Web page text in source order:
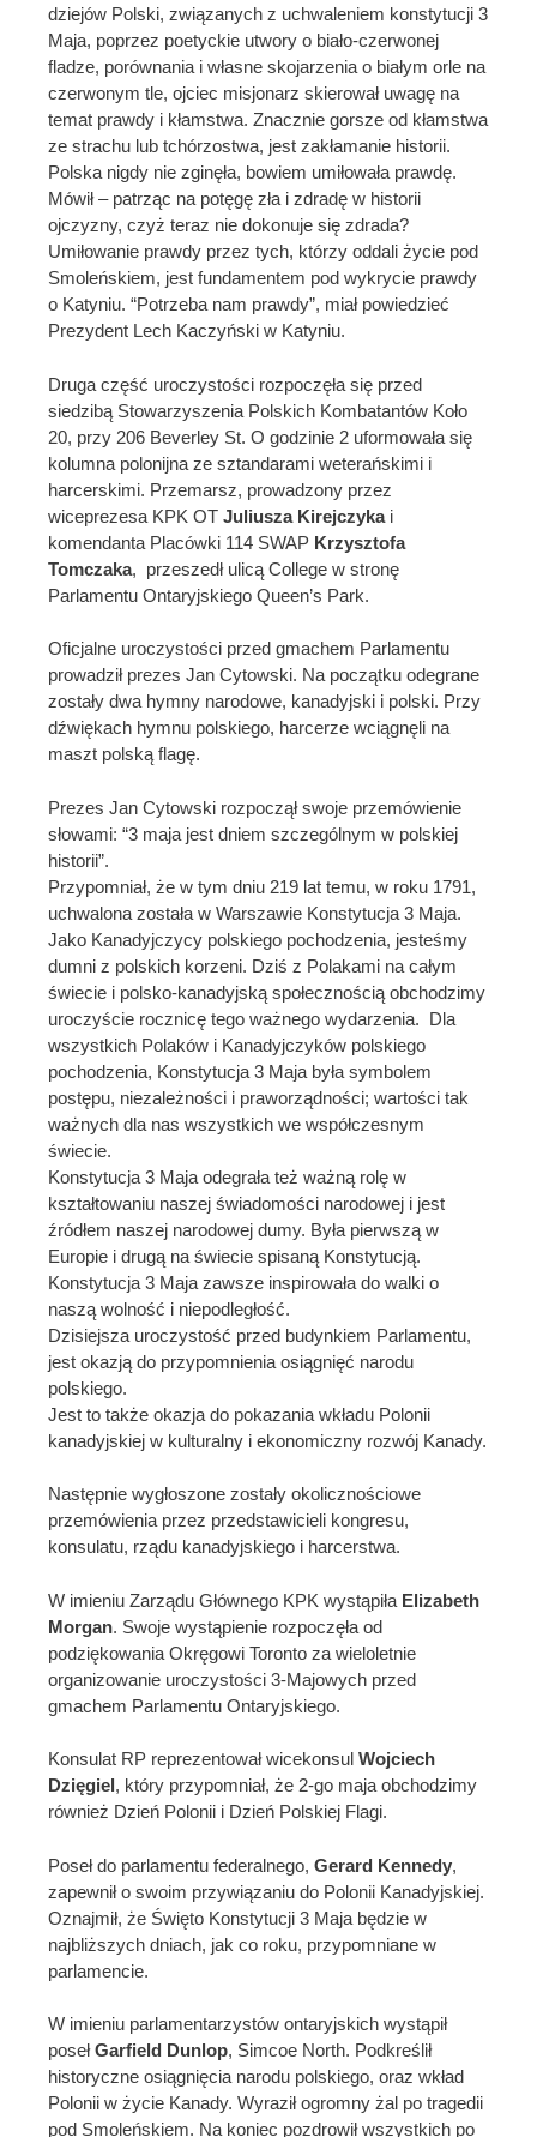
dziejów Polski, związanych z uchwaleniem konstytucji 3
Maja, poprzez poetyckie utwory o biało-czerwonej
fladze, porównania i własne skojarzenia o białym orle na
czerwonym tle, ojciec misjonarz skierował uwagę na
temat prawdy i kłamstwa. Znacznie gorsze od kłamstwa
ze strachu lub tchórzostwa, jest zakłamanie historii.
Polska nigdy nie zginęła, bowiem umiłowała prawdę.
Mówił – patrząc na potęgę zła i zdradę w historii
ojczyzny, czyż teraz nie dokonuje się zdrada?
Umiłowanie prawdy przez tych, którzy oddali życie pod
Smoleńskiem, jest fundamentem pod wykrycie prawdy
o Katyniu. “Potrzeba nam prawdy”, miał powiedzieć
Prezydent Lech Kaczyński w Katyniu.
Druga część uroczystości rozpoczęła się przed
siedzibą Stowarzyszenia Polskich Kombatantów Koło
20, przy 206 Beverley St. O godzinie 2 uformowała się
kolumna polonijna ze sztandarami weterańskimi i
harcerskimi. Przemarsz, prowadzony przez
wiceprezesa KPK OT Juliusza Kirejczykai
komendanta Placówki 114 SWAP Krzysztofa
Tomczaka, przeszedł ulicą College w stronę
Parlamentu Ontaryjskiego Queen’s Park.
Oficjalne uroczystości przed gmachem Parlamentu
prowadził prezes Jan Cytowski. Na początku odegrane
zostały dwa hymny narodowe, kanadyjski i polski. Przy
dźwiękach hymnu polskiego, harcerze wciągnęli na
maszt polską flagę.
Prezes Jan Cytowski rozpoczął swoje przemówienie
słowami: “3 maja jest dniem szczególnym w polskiej
historii”.
Przypomniał, że w tym dniu 219 lat temu, w roku 1791,
uchwalona została w Warszawie Konstytucja 3 Maja.
Jako Kanadyjczycy polskiego pochodzenia, jesteśmy
dumni z polskich korzeni. Dziś z Polakami na całym
świecie i polsko-kanadyjską społecznością obchodzimy
uroczyście rocznicę tego ważnego wydarzenia. Dla
wszystkich Polaków i Kanadyjczyków polskiego
pochodzenia, Konstytucja 3 Maja była symbolem
postępu, niezależności i praworządności; wartości tak
ważnych dla nas wszystkich we współczesnym
świecie.
Konstytucja 3 Maja odegrała też ważną rolę w
kształtowaniu naszej świadomości narodowej i jest
źródłem naszej narodowej dumy. Była pierwszą w
Europie i drugą na świecie spisaną Konstytucją.
Konstytucja 3 Maja zawsze inspirowała do walki o
naszą wolność i niepodległość.
Dzisiejsza uroczystość przed budynkiem Parlamentu,
jest okazją do przypomnienia osiągnięć narodu
polskiego.
Jest to także okazja do pokazania wkładu Polonii
kanadyjskiej w kulturalny i ekonomiczny rozwój Kanady.
Następnie wygłoszone zostały okolicznościowe
przemówienia przez przedstawicieli kongresu,
konsulatu, rządu kanadyjskiego i harcerstwa.
W imieniu Zarządu Głównego KPK wystąpiła Elizabeth
Morgan. Swoje wystąpienie rozpoczęła od
podziękowania Okręgowi Toronto za wieloletnie
organizowanie uroczystości 3-Majowych przed
gmachem Parlamentu Ontaryjskiego.
Konsulat RP reprezentował wicekonsul Wojciech
Dzięgiel, który przypomniał, że 2-go maja obchodzimy
również Dzień Polonii i Dzień Polskiej Flagi.
Poseł do parlamentu federalnego, Gerard Kennedy,
zapewnił o swoim przywiązaniu do Polonii Kanadyjskiej.
Oznajmił, że Święto Konstytucji 3 Maja będzie w
najbliższych dniach, jak co roku, przypomniane w
parlamencie.
W imieniu parlamentarzystów ontaryjskich wystąpił
posełGarfield Dunlop, Simcoe North. Podkreślił
historyczne osiągnięcia narodu polskiego, oraz wkład
Polonii w życie Kanady. Wyraził ogromny żal po tragedii
pod Smoleńskiem. Na koniec pozdrowił wszystkich po